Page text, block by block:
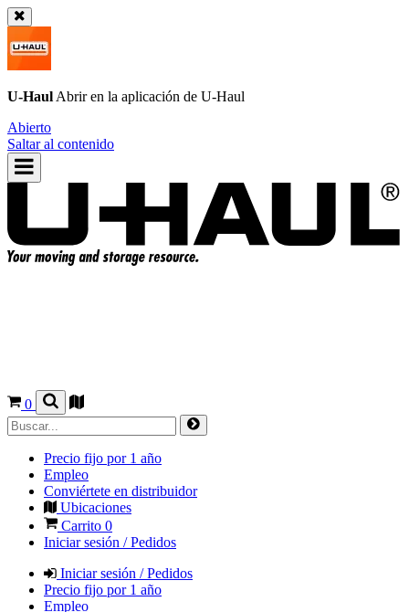
U-Haul Abrir en la aplicación de U-Haul
Abierto
Saltar al contenido
0
Precio fijo por 1 año
Empleo
Conviértete en distribuidor
Ubicaciones
Carrito 0
Iniciar sesión / Pedidos
Iniciar sesión / Pedidos
Precio fijo por 1 año
Empleo